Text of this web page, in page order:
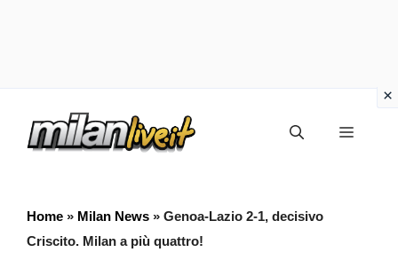
Menu
Home » Milan News » Genoa-Lazio 2-1, decisivo
Criscito. Milan a più quattro!